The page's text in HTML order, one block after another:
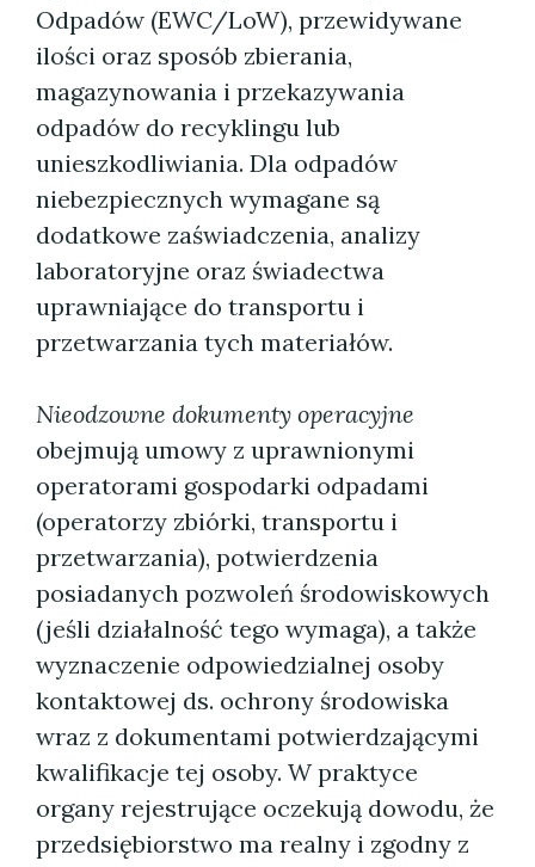
Odpadów (EWC/LoW), przewidywane
ilości oraz sposób zbierania,
magazynowania i przekazywania
odpadów do recyklingu lub
unieszkodliwiania. Dla odpadów
niebezpiecznych wymagane są
dodatkowe zaświadczenia, analizy
laboratoryjne oraz świadectwa
uprawniające do transportu i
przetwarzania tych materiałów.
Nieodzowne dokumenty operacyjne
obejmują umowy z uprawnionymi
operatorami gospodarki odpadami
(operatorzy zbiórki, transportu i
przetwarzania), potwierdzenia
posiadanych pozwoleń środowiskowych
(jeśli działalność tego wymaga), a także
wyznaczenie odpowiedzialnej osoby
kontaktowej ds. ochrony środowiska
wraz z dokumentami potwierdzającymi
kwalifikacje tej osoby. W praktyce
organy rejestrujące oczekują dowodu, że
przedsiębiorstwo ma realny i zgodny z